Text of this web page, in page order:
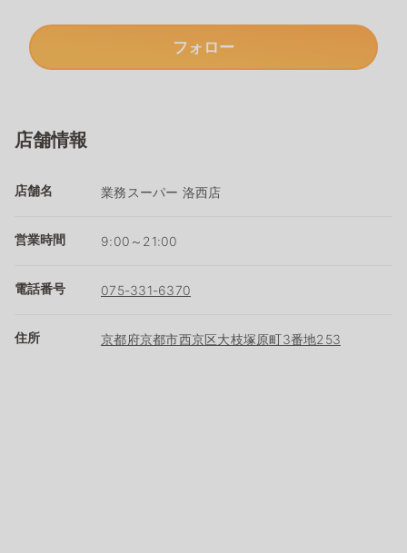
フォロー
店舗情報
店舗名 業務スーパー 洛西店
営業時間 9:00～21:00
電話番号 075-331-6370
住所 京都府京都市西京区大枝塚原町3番地253